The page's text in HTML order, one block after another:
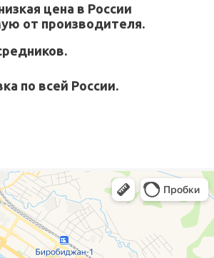
цена в России
от производителя.
по всей России.